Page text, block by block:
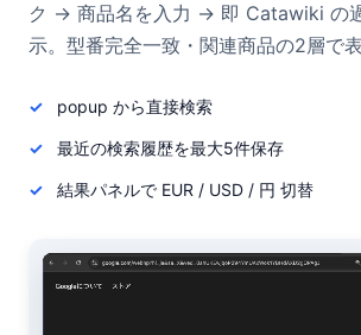
ク → 商品名を入力 → 即 Catawiki の
示。型番完全一致・関連商品の2層で表
popup から直接検索
最近の検索履歴を最大5件保存
結果パネルで EUR / USD / 円 切替